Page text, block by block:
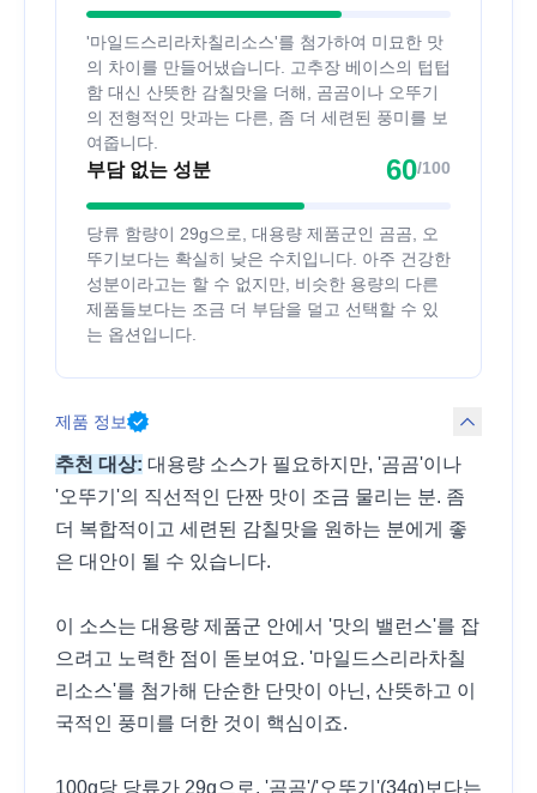
'마일드스리라차칠리소스'를 첨가하여 미묘한 맛
의 차이를 만들어냈습니다. 고추장 베이스의 텁텁
함 대신 산뜻한 감칠맛을 더해, 곰곰이나 오뚜기
의 전형적인 맛과는 다른, 좀 더 세련된 풍미를 보
여줍니다.
부담 없는 성분 60/100
당류 함량이 29g으로, 대용량 제품군인 곰곰, 오
뚜기보다는 확실히 낮은 수치입니다. 아주 건강한
성분이라고는 할 수 없지만, 비슷한 용량의 다른
제품들보다는 조금 더 부담을 덜고 선택할 수 있
는 옵션입니다.
제품 정보
추천 대상: 대용량 소스가 필요하지만, '곰곰'이나
'오뚜기'의 직선적인 단짠 맛이 조금 물리는 분. 좀
더 복합적이고 세련된 감칠맛을 원하는 분에게 좋
은 대안이 될 수 있습니다.
이 소스는 대용량 제품군 안에서 '맛의 밸런스'를 잡
으려고 노력한 점이 돋보여요. '마일드스리라차칠
리소스'를 첨가해 단순한 단맛이 아닌, 산뜻하고 이
국적인 풍미를 더한 것이 핵심이죠.
100g당 당류가 29g으로, '곰곰'/'오뚜기'(34g)보다는